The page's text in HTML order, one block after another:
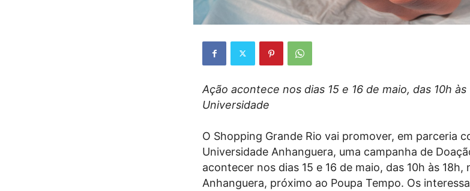
Ação acontece nos dias 15 e 16 de maio, das 10h
Universidade
O Shopping Grande Rio vai promover, em parceria
Universidade Anhanguera, uma campanha de
acontecer nos dias 15 e 16 de maio, das 10h às 18h,
Anhanguera, próximo ao Poupa Tempo. Os